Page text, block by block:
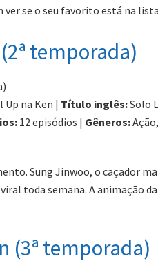
ver se o seu favorito está na
temporada)
Up na Ken | Título inglês:Solo
12 episódios | Gêneros:
Sung Jinwoo, o caçador
toda semana. A animação
(3ª temporada)